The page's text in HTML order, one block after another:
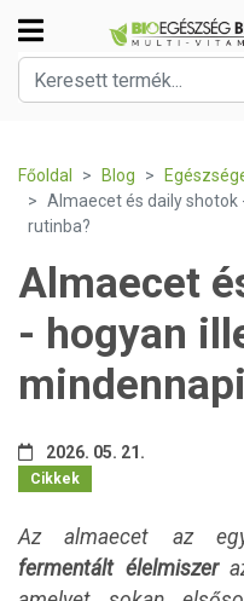
Főoldal Blog
Almaecet és daily
rutinba?
Almaecet
- hogyan
2026. 05. 21.
Cikkek
Az almaecet az
fermentált élelmiszer